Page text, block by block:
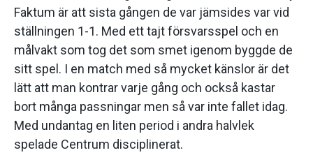
Faktum är att sista gången de var jämsides var vid
ställningen 1-1. Med ett tajt försvarsspel och en
målvakt som tog det som smet igenom byggde de
sitt spel. I en match med så mycket känslor är det
lätt att man kontrar varje gång och också kastar
bort många passningar men så var inte fallet idag.
Med undantag en liten period i andra halvlek
spelade Centrum disciplinerat.